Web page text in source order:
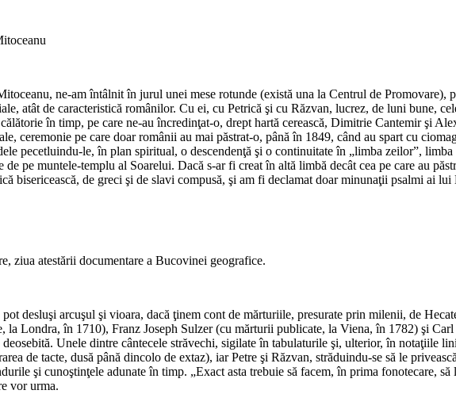
ne-am întâlnit în jurul unei mese rotunde (există una la Centrul de Promovare),
atât de caracteristică românilor. Cu ei, cu Petrică şi cu Răzvan, lucrez, de luni bune,
în timp, pe care ne-au încredinţat-o, drept hartă cerească, Dimitrie Cantemir şi
ceremonie pe care doar românii au mai păstrat-o, până în 1849, când au spart cu
pecetluindu-le, în plan spiritual, o descendenţă şi o continuitate în „limba zeilor”,
pe muntele-templu al Soarelui. Dacă s-ar fi creat în altă limbă decât cea pe care au
bisericească, de greci şi de slavi compusă, şi am fi declamat doar minunaţii psalmi ai lui
ziua atestării documentare a Bucovinei geografice.
pot desluşi arcuşul şi vioara, dacă ţinem cont de mărturiile, presurate prin milenii, de
Londra, în 1710), Franz Joseph Sulzer (cu mărturii publicate, la Viena, în 1782) şi
Unele dintre cântecele străvechi, sigilate în tabulaturile şi, ulterior, în notaţiile
de tacte, dusă până dincolo de extaz), iar Petre şi Răzvan, străduindu-se să le
şi cunoştinţele adunate în timp. „Exact asta trebuie să facem, în prima fonotecare,
vor urma.